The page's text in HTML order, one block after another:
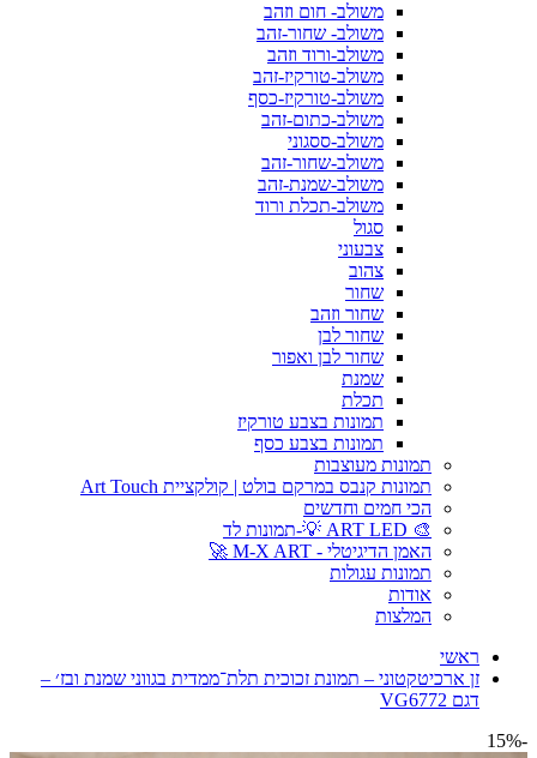
משולב- חום וזהב
משולב- שחור-זהב
משולב-ורוד וזהב
משולב-טורקיז-זהב
משולב-טורקיז-כסף
משולב-כתום-זהב
משולב-ססגוני
משולב-שחור-זהב
משולב-שמנת-זהב
משולב-תכלת ורוד
סגול
צבעוני
צהוב
שחור
שחור וזהב
שחור לבן
שחור לבן ואפור
שמנת
תכלת
תמונות בצבע טורקיז
תמונות בצבע כסף
תמונות מעוצבות
תמונות קנבס במרקם בולט | קולקציית Art Touch
הכי חמים וחדשים
🎨 ART LED 💡-תמונות לד
האמן הדיגיטלי - M-X ART 🚀
תמונות עגולות
אודות
המלצות
ראשי
זן ארכיטקטוני – תמונת זכוכית תלת־ממדית בגווני שמנת ובז׳ –
דגם VG6772
-15%